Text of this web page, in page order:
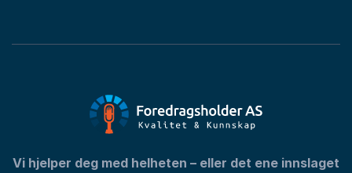
Vi hjelper deg med helheten – eller det ene innslaget